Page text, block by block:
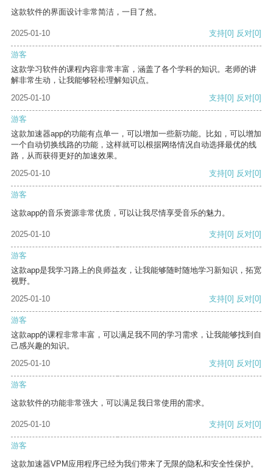
这款软件的界面设计非常简洁，一目了然。
2025-01-10 支持[0] 反对[0]
游客
这款学习软件的课程内容非常丰富，涵盖了各个学科的知识。老师的讲
解非常生动，让我能够轻松理解知识点。
2025-01-10
支持[0] 反对[0]
游客
这款加速器app的功能有点单一，可以增加一些新功能。比如，可以增加
一个自动切换线路的功能，这样就可以根据网络情况自动选择最优的线
路，从而获得更好的加速效果。
2025-01-10
支持[0] 反对[0]
游客
这款app的音乐资源非常优质，可以让我尽情享受音乐的魅力。
2025-01-10 支持[0] 反对[0]
游客
这款app是我学习路上的良师益友，让我能够随时随地学习新知识，拓宽
视野。
2025-01-10
支持[0] 反对[0]
游客
这款app的课程非常丰富，可以满足我不同的学习需求，让我能够找到自
己感兴趣的知识。
2025-01-10
支持[0] 反对[0]
游客
这款软件的功能非常强大，可以满足我日常使用的需求。
2025-01-10 支持[0] 反对[0]
游客
这款加速器VPM应用程序已经为我们带来了无限的隐私和安全性保护。